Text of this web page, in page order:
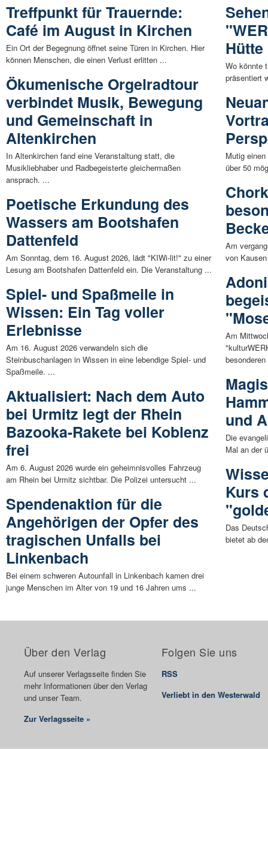
Treffpunkt für Trauernde:
Café im August in Kirchen
Ein Ort der Begegnung öffnet seine Türen in Kirchen. Hier
können Menschen, die einen Verlust erlitten ...
Ökumenische Orgelradtour
verbindet Musik, Bewegung
und Gemeinschaft in
Altenkirchen
In Altenkirchen fand eine Veranstaltung statt, die
Musikliebhaber und Radbegeisterte gleichermaßen
ansprach. ...
Poetische Erkundung des
Wassers am Bootshafen
Dattenfeld
Am Sonntag, dem 16. August 2026, lädt "KIWi-lit!" zu einer
Lesung am Bootshafen Dattenfeld ein. Die Veranstaltung ...
Spiel- und Spaßmeile in
Wissen: Ein Tag voller
Erlebnisse
Am 16. August 2026 verwandeln sich die
Steinbuschanlagen in Wissen in eine lebendige Spiel- und
Spaßmeile. ...
Aktualisiert: Nach dem Auto
bei Urmitz legt der Rhein
Bazooka-Rakete bei Koblenz
frei
Am 6. August 2026 wurde ein geheimnisvolles Fahrzeug
am Rhein bei Urmitz sichtbar. Die Polizei untersucht ...
Spendenaktion für die
Angehörigen der Opfer des
tragischen Unfalls bei
Linkenbach
Bei einem schweren Autounfall in Linkenbach kamen drei
junge Menschen im Alter von 19 und 16 Jahren ums ...
Wo könnte
präsentiert
Mutig
über 50
Am
von
Am
und
Die
Mal an der
Kurs
Das
bietet ab
Über den Verlag
Auf unserer Verlagsseite finden Sie
mehr Informationen über den Verlag
und unser Team.
Zur Verlagsseite »
Folgen Sie uns
RSS
Verliebt in den Westerwald